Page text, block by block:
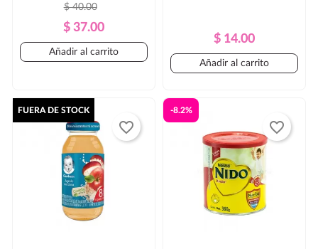
Precio
Regular
$ 40.00
Precio
$ 37.00
Añadir al carrito
Precio
Regular
Precio
$ 14.00
Añadir al carrito
FUERA DE STOCK
favorite_border
-8.2%
favorite_border